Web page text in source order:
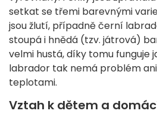
setkat se třemi barevnými
jsou žlutí, případně černí
stoupá i hnědá (tzv. játrová)
velmi hustá, díky tomu funguje
labrador tak nemá problém
teplotami.
Vztah k dětem a